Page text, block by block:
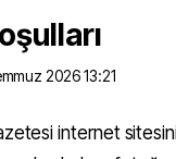
2026 13:21
internet